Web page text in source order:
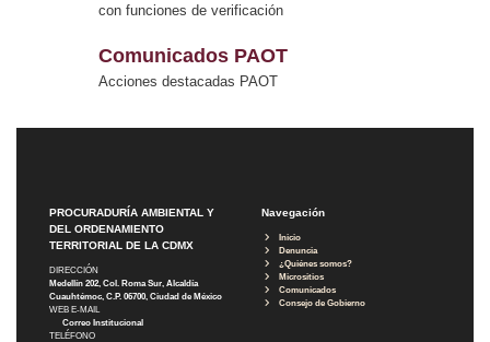
con funciones de verificación
Comunicados PAOT
Acciones destacadas PAOT
PROCURADURÍA AMBIENTAL Y
DEL ORDENAMIENTO
TERRITORIAL DE LA CDMX
DIRECCIÓN
Medellín 202, Col. Roma Sur, Alcaldía
Cuauhtémoc, C.P. 06700, Ciudad de México
WEB E-MAIL
Correo Institucional
TELÉFONO
Navegación
Inicio
Denuncia
¿Quiénes somos?
Micrositios
Comunicados
Consejo de Gobierno